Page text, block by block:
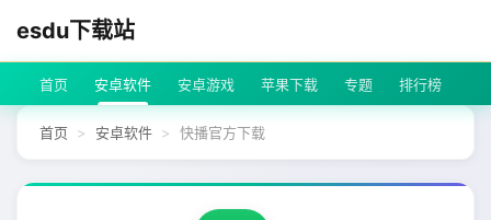
esdu下载站
首页 安卓软件 安卓游戏 苹果下载 专题 排行榜
首页 安卓软件 快播官方下载